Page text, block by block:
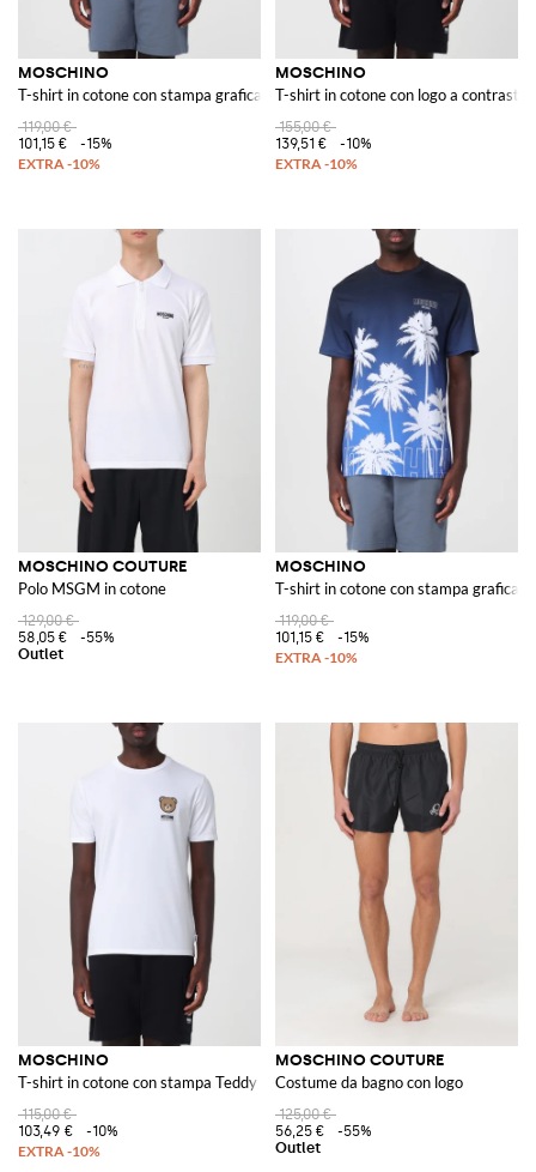
MOSCHINO
T-shirt in cotone con stampa grafica e logo a contrasto
119,00 €
101,15 €
-15%
MOSCHINO
T-shirt in cotone con logo a contrasto
155,00 €
139,51 €
-10%
MOSCHINO COUTURE
Polo MSGM in cotone
129,00 €
58,05 €
-55%
MOSCHINO
T-shirt in cotone con stampa grafica
119,00 €
101,15 €
-15%
MOSCHINO
T-shirt in cotone con stampa Teddy Bear e logo a contrasto
115,00 €
103,49 €
-10%
MOSCHINO COUTURE
Costume da bagno con logo
125,00 €
56,25 €
-55%